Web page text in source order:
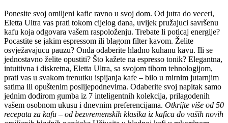
Ponesite svoj omiljeni kafic ravno u svoj dom. Od jutra do veceri,
Eletta Ultra vas prati tokom cijelog dana, uvijek pružajuci savršenu
kafu koja odgovara vašem raspoloženju. Trebate li poticaj energije?
Pocastite se jakim espressom ili blagom filter kavom. Želite
osvježavajucu pauzu? Onda odaberite hladno kuhanu kavu. Ili se
jednostavno želite opustiti? Što kažete na espresso tonik? Elegantna,
intuitivna i diskretna, Eletta Ultra, sa svojom tihom tehnologijom,
prati vas u svakom trenutku ispijanja kafe – bilo u mirnim jutarnjim
satima ili opuštenim poslijepodnevima. Odaberite svoj napitak samo
jednim dodirom gumba iz 7 inteligentnih kolekcija, prilagodenih
vašem osobnom ukusu i dnevnim preferencijama. Otkrijte više od 50
recepata za kafu – od bezvremenskih klasika iz kafica do vaših novih